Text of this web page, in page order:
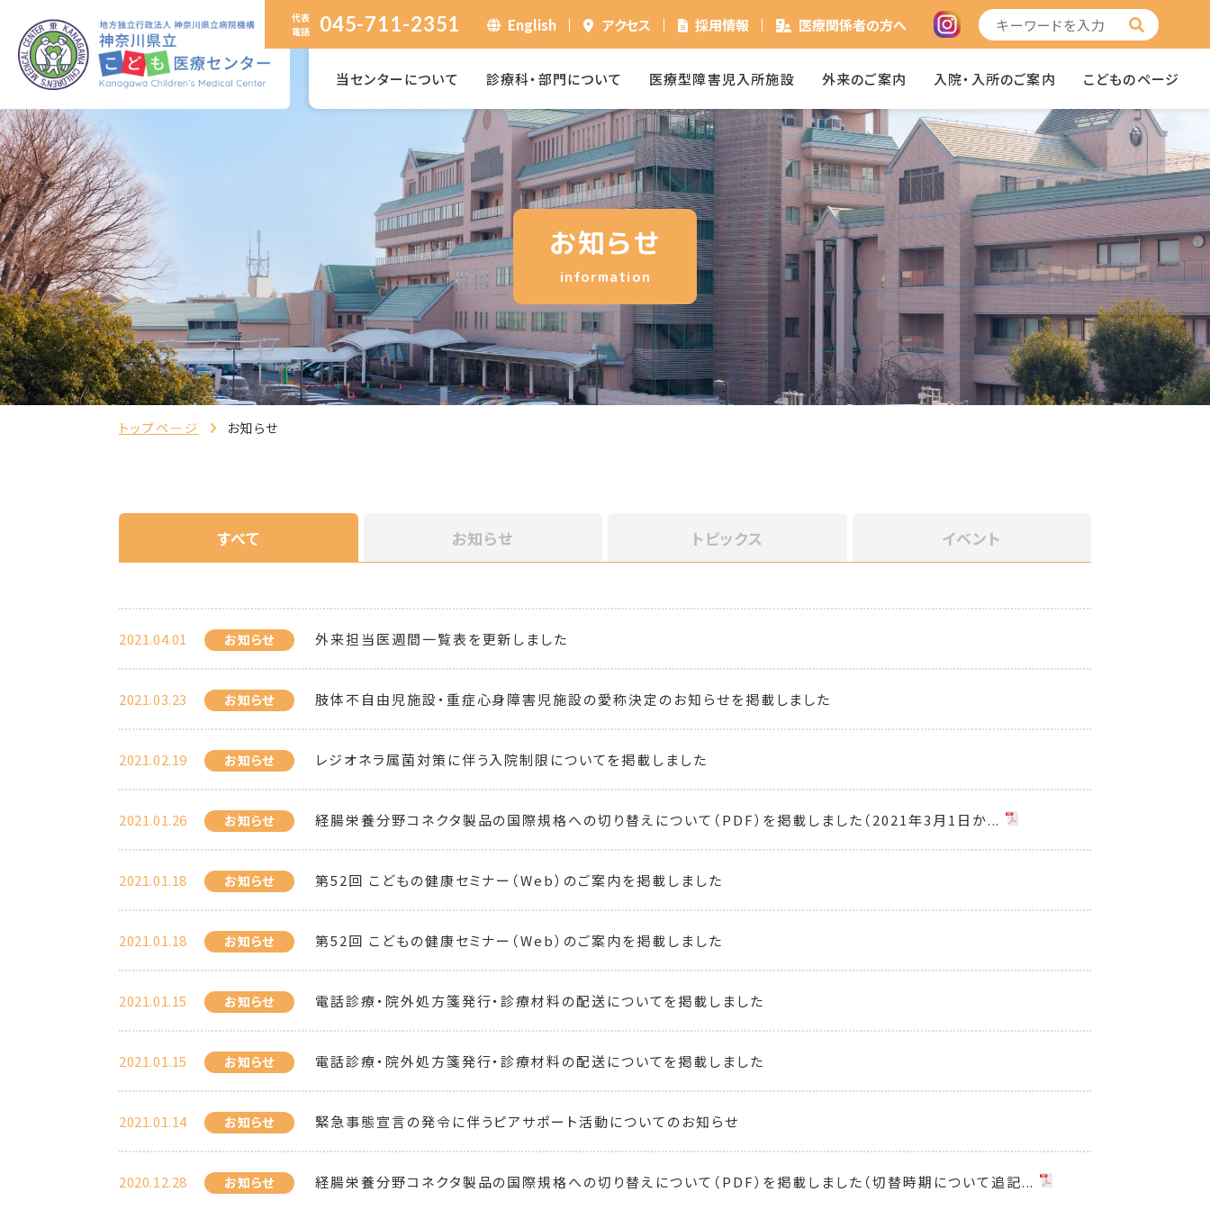
代表
電話
045-711-2351 English アクセス 採用情報 医療関係者の方へ
当センターについて 診療科・部門について 医療型障害児入所施設 外来のご案内 入院・入所のご案内 こどものページ
お知らせ
information
トップページ お知らせ
すべて お知らせ トピックス イベント
2021.04.01 お知らせ 外来担当医週間一覧表を更新しました
2021.03.23 お知らせ 肢体不自由児施設・重症心身障害児施設の愛称決定のお知らせを掲載しました
2021.02.19 お知らせ レジオネラ属菌対策に伴う入院制限についてを掲載しました
2021.01.26 お知らせ 経腸栄養分野コネクタ製品の国際規格への切り替えについて（PDF）を掲載しました（2021年3月1日か...
2021.01.18 お知らせ 第52回 こどもの健康セミナー（Web）のご案内を掲載しました
2021.01.18 お知らせ 第52回 こどもの健康セミナー（Web）のご案内を掲載しました
2021.01.15 お知らせ 電話診療・院外処方箋発行・診療材料の配送についてを掲載しました
2021.01.15 お知らせ 電話診療・院外処方箋発行・診療材料の配送についてを掲載しました
2021.01.14 お知らせ 緊急事態宣言の発令に伴うピアサポート活動についてのお知らせ
2020.12.28 お知らせ 経腸栄養分野コネクタ製品の国際規格への切り替えについて（PDF）を掲載しました（切替時期について追記...